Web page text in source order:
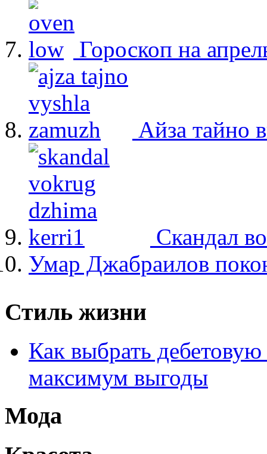
Гороскоп на
Айза тайно
Скандал
Умар Джабраилов
Стиль жизни
Как выбрать дебетовую
максимум выгоды
Мода